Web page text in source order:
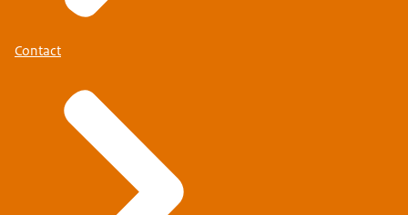
Contact